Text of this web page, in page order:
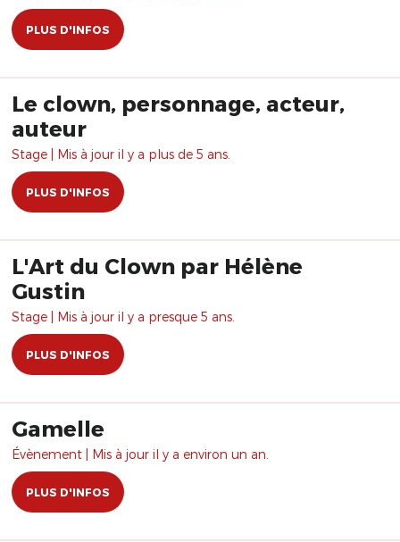
PLUS D'INFOS
Le clown, personnage, acteur,
auteur
Stage | Mis à jour il y a plus de 5 ans.
PLUS D'INFOS
L'Art du Clown par Hélène
Gustin
Stage | Mis à jour il y a presque 5 ans.
PLUS D'INFOS
Gamelle
Évènement | Mis à jour il y a environ un an.
PLUS D'INFOS